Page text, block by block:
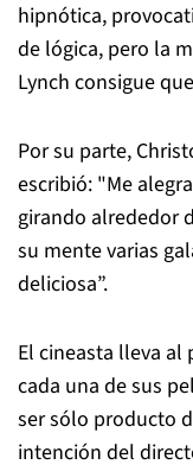
hipnótica,
de lógica, pero la
Lynch consigue
Por su parte,
escribió: "Me
girando alrededor
su mente varias
deliciosa”.
El cineasta lleva al
cada una de sus
ser sólo producto
intención del